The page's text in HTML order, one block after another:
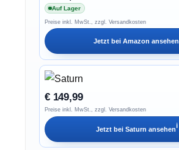
Auf Lager
Preise inkl. MwSt., zzgl. Versandkosten
Jetzt bei Amazon ansehen
€ 149,99
Preise inkl. MwSt., zzgl. Versandkosten
Jetzt bei Saturn ansehenℹ︎